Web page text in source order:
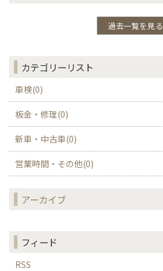
過去一覧を見る
カテゴリーリスト
車検(0)
板金・修理(0)
新車・中古車(0)
営業時間・その他(0)
アーカイブ
フィード
RSS